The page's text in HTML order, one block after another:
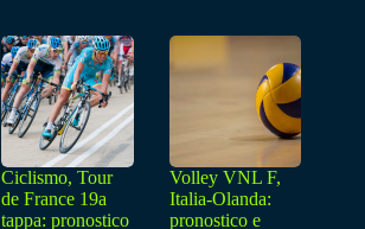
Ciclismo, Tour
de France 19a
tappa: pronostico
Volley VNL F,
Italia-Olanda:
pronostico e